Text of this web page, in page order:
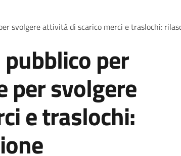
svolgere attività di scarico merci e traslochi:
per
per svolgere
e traslochi: